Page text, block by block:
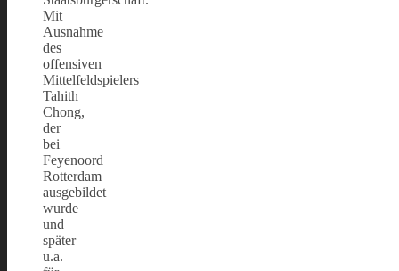
Mit
Ausnahme
des
offensiven
Mittelfeldspielers
Tahith
Chong,
der
bei
Feyenoord
Rotterdam
ausgebildet
wurde
und
später
u.a.